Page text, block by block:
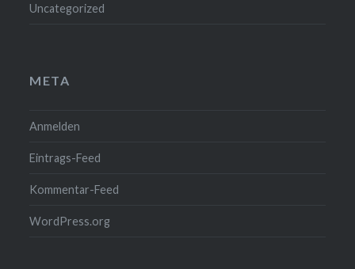
Uncategorized
META
Anmelden
Eintrags-Feed
Kommentar-Feed
WordPress.org